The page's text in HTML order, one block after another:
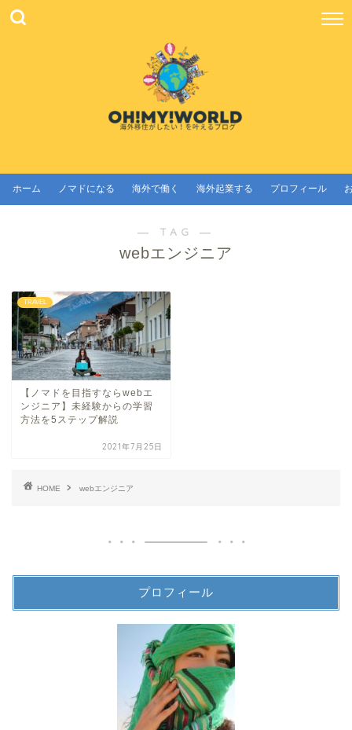
ホーム ノマドになる 海外で働く 海外起業する プロフィール
― TAG ―
webエンジニア
TRAVEL
【ノマドを目指すならwebエ
ンジニア】未経験からの学習
方法を5ステップ解説
2021年7月25日
HOME webエンジニア
プロフィール